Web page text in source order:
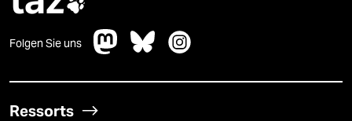
Folgen Sie uns
Ressorts